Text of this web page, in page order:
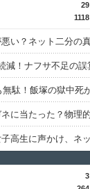
29
1118
3